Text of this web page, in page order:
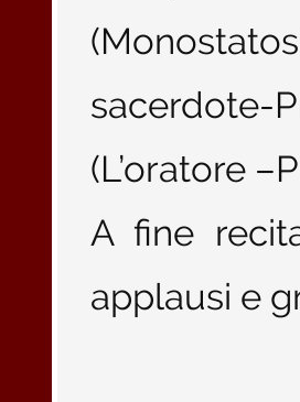
sacerdote-
(L’oratore
A fine
applausi e